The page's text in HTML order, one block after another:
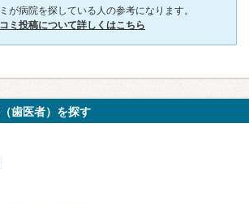
が病院を探している人の参考になります。
ミ投稿について詳しくはこちら
歯医者）を探す